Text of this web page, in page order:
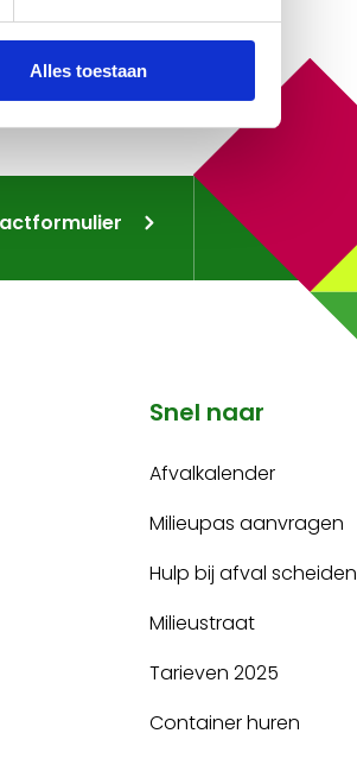
Alles toestaan
Snel naar
Afvalkalender
Milieupas aanvragen
Hulp bij afval scheiden
Milieustraat
Tarieven 2025
Container huren